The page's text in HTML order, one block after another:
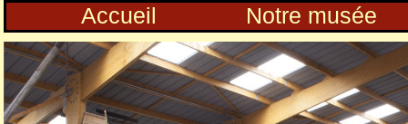
Accueil Notre musée